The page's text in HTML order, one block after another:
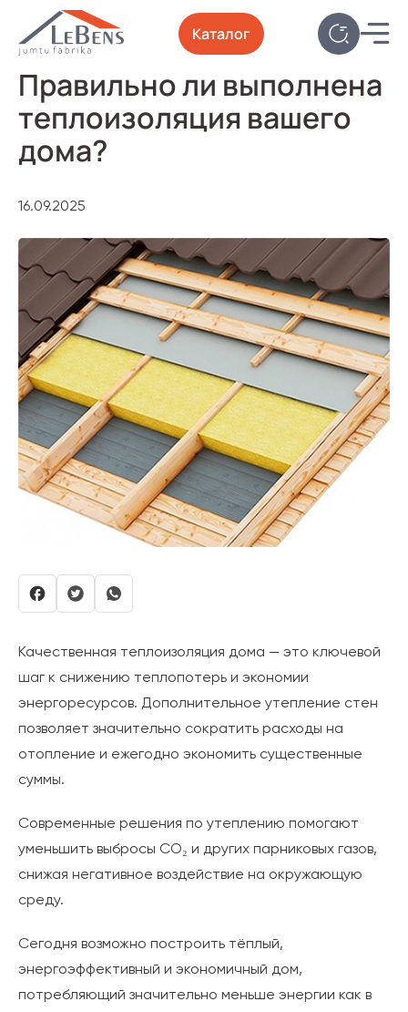
Каталог
Правильно ли выполнена
теплоизоляция вашего
дома?
16.09.2025
Качественная теплоизоляция дома — это ключевой
шаг к снижению теплопотерь и экономии
энергоресурсов. Дополнительное утепление стен
позволяет значительно сократить расходы на
отопление и ежегодно экономить существенные
суммы.
Современные решения по утеплению помогают
уменьшить выбросы CO₂ и других парниковых газов,
снижая негативное воздействие на окружающую
среду.
Сегодня возможно построить тёплый,
энергоэффективный и экономичный дом,
потребляющий значительно меньше энергии как в